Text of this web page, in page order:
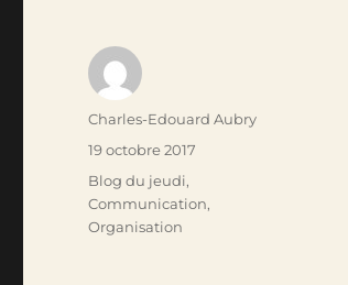
Auteur
Charles-Edouard Aubry
Publié
le
19 octobre 2017
Catégories
Blog du jeudi,
Communication,
Organisation